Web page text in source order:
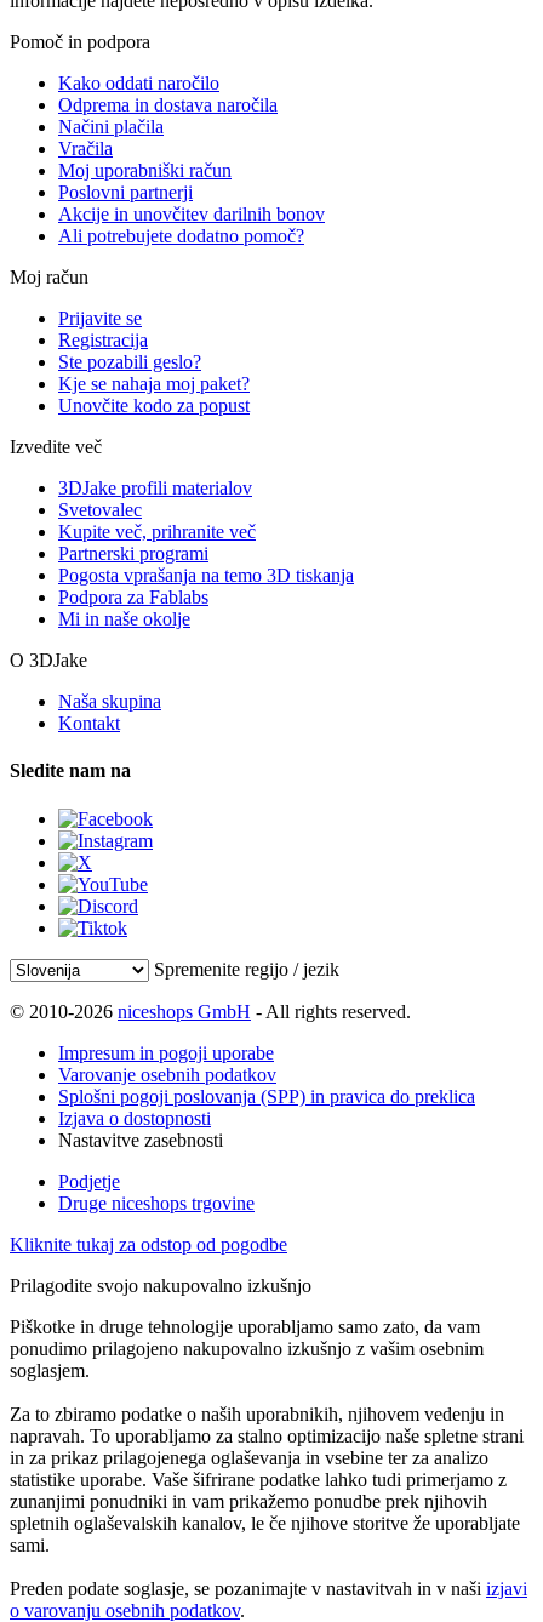
Pomoč in podpora
Kako oddati naročilo
Odprema in dostava naročila
Načini plačila
Vračila
Moj uporabniški račun
Poslovni partnerji
Akcije in unovčitev darilnih bonov
Ali potrebujete dodatno pomoč?
Moj račun
Prijavite se
Registracija
Ste pozabili geslo?
Kje se nahaja moj paket?
Unovčite kodo za popust
Izvedite več
3DJake profili materialov
Svetovalec
Kupite več, prihranite več
Partnerski programi
Pogosta vprašanja na temo 3D tiskanja
Podpora za Fablabs
Mi in naše okolje
O 3DJake
Naša skupina
Kontakt
Sledite nam na
Spremenite regijo / jezik
© 2010-2026 niceshops GmbH - All rights reserved.
Impresum in pogoji uporabe
Varovanje osebnih podatkov
Splošni pogoji poslovanja (SPP) in pravica do preklica
Izjava o dostopnosti
Nastavitve zasebnosti
Podjetje
Druge niceshops trgovine
Kliknite tukaj za odstop od pogodbe
Prilagodite svojo nakupovalno izkušnjo
Piškotke in druge tehnologije uporabljamo samo zato, da vam
ponudimo prilagojeno nakupovalno izkušnjo z vašim osebnim
soglasjem.
Za to zbiramo podatke o naših uporabnikih, njihovem vedenju in
napravah. To uporabljamo za stalno optimizacijo naše spletne strani
in za prikaz prilagojenega oglaševanja in vsebine ter za analizo
statistike uporabe. Vaše šifrirane podatke lahko tudi primerjamo z
zunanjimi ponudniki in vam prikažemo ponudbe prek njihovih
spletnih oglaševalskih kanalov, le če njihove storitve že uporabljate
sami.
Preden podate soglasje, se pozanimajte v nastavitvah in v naši izjavi
o varovanju osebnih podatkov.